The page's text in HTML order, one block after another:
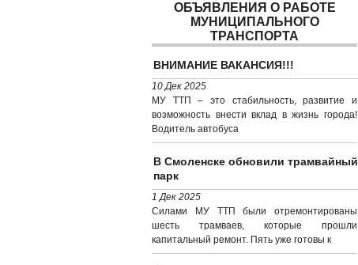
ОБЪЯВЛЕНИЯ О РАБОТЕ
МУНИЦИПАЛЬНОГО
ТРАНСПОРТА
ВНИМАНИЕ ВАКАНСИЯ!!!
10 Дек 2025
МУ ТТП – это стабильность, развитие и
возможность внести вклад в жизнь города!
Водитель автобуса
В Смоленске обновили трамвайный
парк
1 Дек 2025
Силами МУ ТТП были отремонтированы
шесть трамваев, которые прошли
капитальный ремонт. Пять уже готовы к